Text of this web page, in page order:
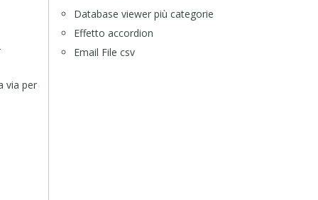
via per
Database viewer più categorie
Effetto accordion
Email File csv